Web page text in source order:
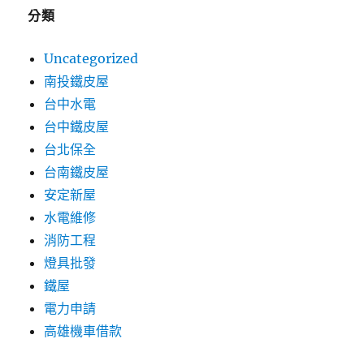
分類
Uncategorized
南投鐵皮屋
台中水電
台中鐵皮屋
台北保全
台南鐵皮屋
安定新屋
水電維修
消防工程
燈具批發
鐵屋
電力申請
高雄機車借款